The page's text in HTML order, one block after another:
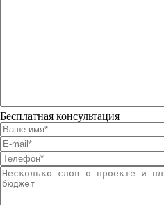
Бесплатная консультация